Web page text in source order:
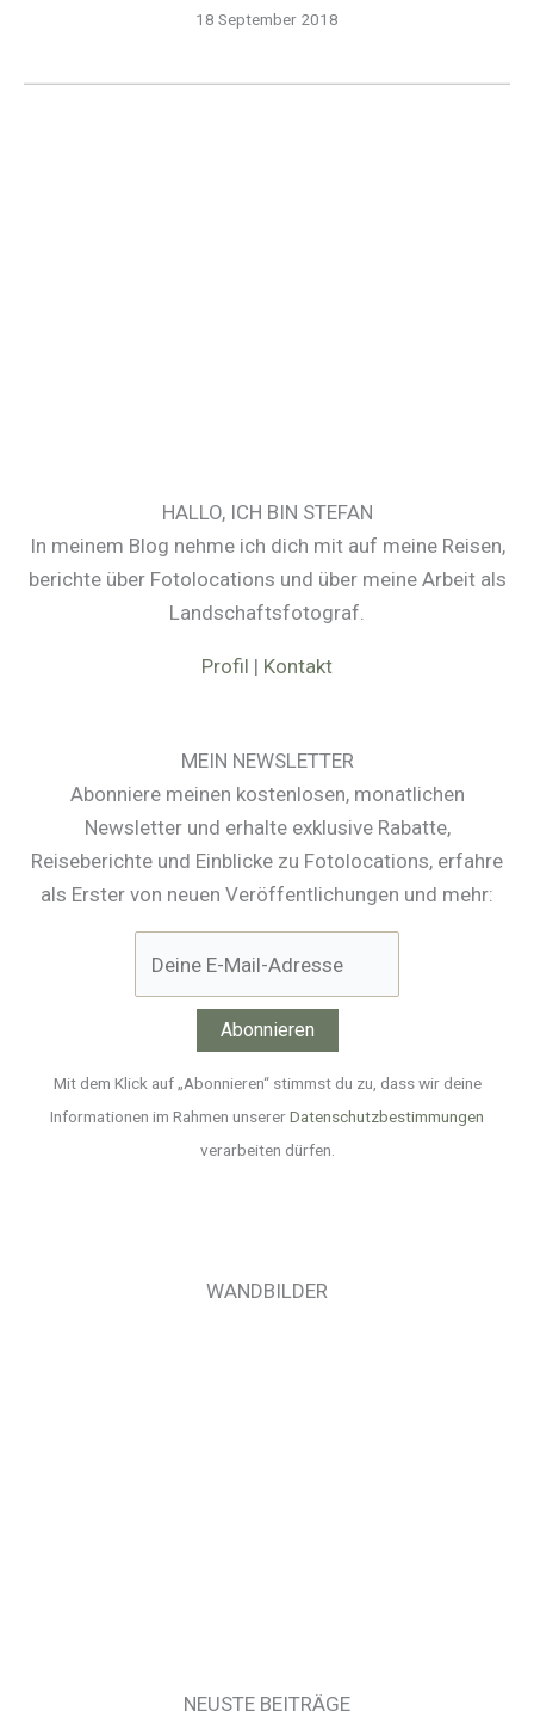
18 September 2018
HALLO, ICH BIN STEFAN
In meinem Blog nehme ich dich mit auf meine Reisen,
berichte über Fotolocations und über meine Arbeit als
Landschaftsfotograf.
Profil | Kontakt
MEIN NEWSLETTER
Abonniere meinen kostenlosen, monatlichen
Newsletter und erhalte exklusive Rabatte,
Reiseberichte und Einblicke zu Fotolocations, erfahre
als Erster von neuen Veröffentlichungen und mehr:
Mit dem Klick auf „Abonnieren“ stimmst du zu, dass wir deine
Informationen im Rahmen unsererDatenschutzbestimmungen
verarbeiten dürfen.
WANDBILDER
NEUSTE BEITRÄGE